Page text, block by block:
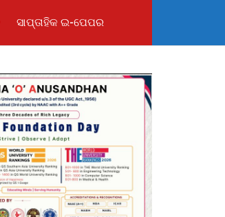
ସାପ୍ତାହିକ ଇ-ପେପର